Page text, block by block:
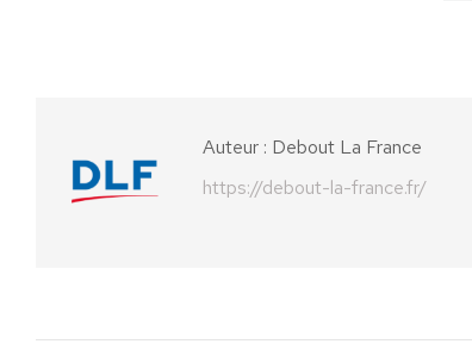
Auteur : Debout La France
https://debout-la-france.fr/